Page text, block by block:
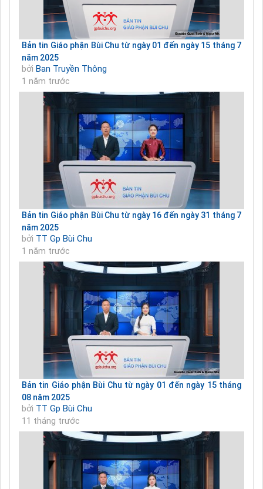
Bản tin Giáo phận Bùi Chu từ ngày 01 đến ngày 15 tháng 7
năm 2025
bởi Ban Truyền Thông
1 năm trước
Bản tin Giáo phận Bùi Chu từ ngày 16 đến ngày 31 tháng 7
năm 2025
bởi TT Gp Bùi Chu
1 năm trước
Bản tin Giáo phận Bùi Chu từ ngày 01 đến ngày 15 tháng
08 năm 2025
bởi TT Gp Bùi Chu
11 tháng trước